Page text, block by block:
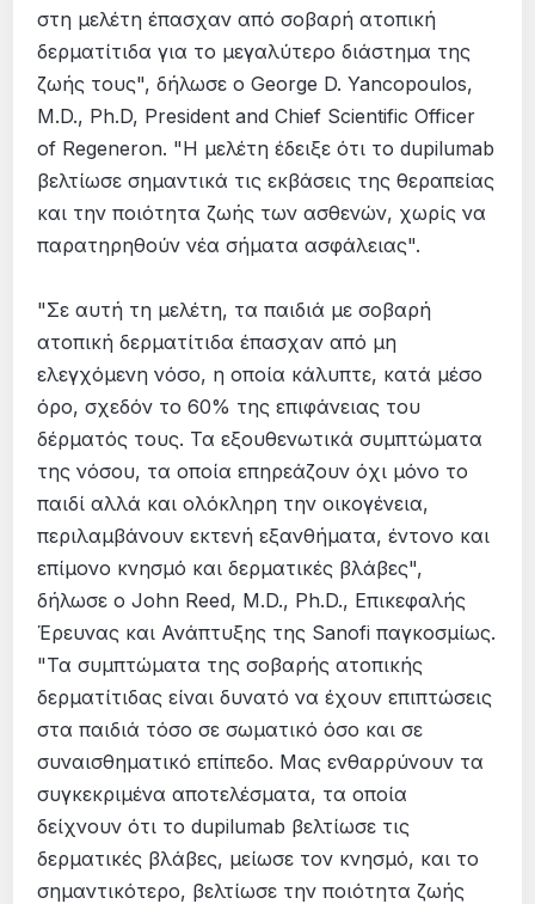
στη μελέτη έπασχαν από σοβαρή ατοπική
δερματίτιδα για το μεγαλύτερο διάστημα της
ζωής τους", δήλωσε ο George D. Yancopoulos,
M.D., Ph.D, President and Chief Scientific Officer
of Regeneron. "Η μελέτη έδειξε ότι το dupilumab
βελτίωσε σημαντικά τις εκβάσεις της θεραπείας
και την ποιότητα ζωής των ασθενών, χωρίς να
παρατηρηθούν νέα σήματα ασφάλειας".
"Σε αυτή τη μελέτη, τα παιδιά με σοβαρή
ατοπική δερματίτιδα έπασχαν από μη
ελεγχόμενη νόσο, η οποία κάλυπτε, κατά μέσο
όρο, σχεδόν το 60% της επιφάνειας του
δέρματός τους. Τα εξουθενωτικά συμπτώματα
της νόσου, τα οποία επηρεάζουν όχι μόνο το
παιδί αλλά και ολόκληρη την οικογένεια,
περιλαμβάνουν εκτενή εξανθήματα, έντονο και
επίμονο κνησμό και δερματικές βλάβες",
δήλωσε ο John Reed, M.D., Ph.D., Επικεφαλής
Έρευνας και Ανάπτυξης της Sanofi παγκοσμίως.
"Τα συμπτώματα της σοβαρής ατοπικής
δερματίτιδας είναι δυνατό να έχουν επιπτώσεις
στα παιδιά τόσο σε σωματικό όσο και σε
συναισθηματικό επίπεδο. Μας ενθαρρύνουν τα
συγκεκριμένα αποτελέσματα, τα οποία
δείχνουν ότι το dupilumab βελτίωσε τις
δερματικές βλάβες, μείωσε τον κνησμό, και το
σημαντικότερο, βελτίωσε την ποιότητα ζωής